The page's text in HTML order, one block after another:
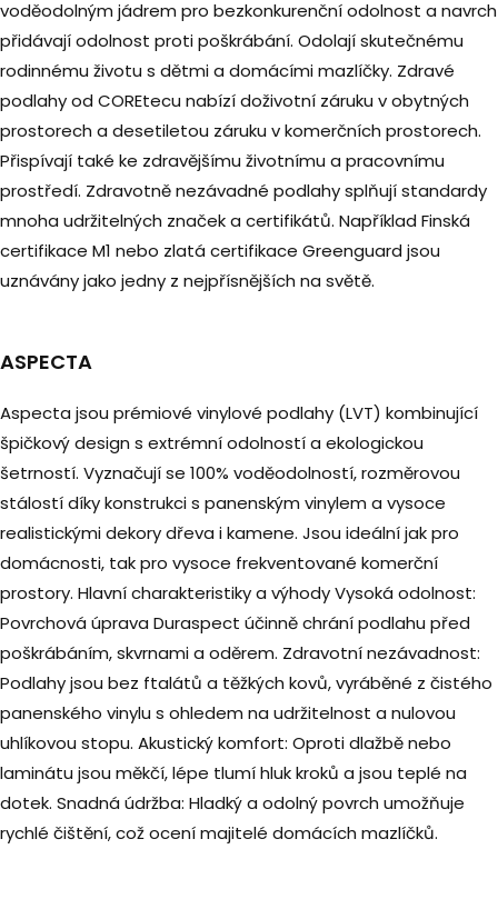
voděodolným jádrem pro bezkonkurenční odolnost a navrch
přidávají odolnost proti poškrábání. Odolají skutečnému
rodinnému životu s dětmi a domácími mazlíčky. Zdravé
podlahy od COREtecu nabízí doživotní záruku v obytných
prostorech a desetiletou záruku v komerčních prostorech.
Přispívají také ke zdravějšímu životnímu a pracovnímu
prostředí. Zdravotně nezávadné podlahy splňují standardy
mnoha udržitelných značek a certifikátů. Například Finská
certifikace M1 nebo zlatá certifikace Greenguard jsou
uznávány jako jedny z nejpřísnějších na světě.
ASPECTA
Aspecta jsou prémiové vinylové podlahy (LVT) kombinující
špičkový design s extrémní odolností a ekologickou
šetrností. Vyznačují se 100% voděodolností, rozměrovou
stálostí díky konstrukci s panenským vinylem a vysoce
realistickými dekory dřeva i kamene. Jsou ideální jak pro
domácnosti, tak pro vysoce frekventované komerční
prostory. Hlavní charakteristiky a výhody Vysoká odolnost:
Povrchová úprava Duraspect účinně chrání podlahu před
poškrábáním, skvrnami a oděrem. Zdravotní nezávadnost:
Podlahy jsou bez ftalátů a těžkých kovů, vyráběné z čistého
panenského vinylu s ohledem na udržitelnost a nulovou
uhlíkovou stopu. Akustický komfort: Oproti dlažbě nebo
laminátu jsou měkčí, lépe tlumí hluk kroků a jsou teplé na
dotek. Snadná údržba: Hladký a odolný povrch umožňuje
rychlé čištění, což ocení majitelé domácích mazlíčků.